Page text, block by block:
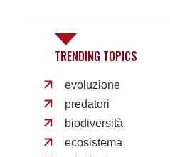
TRENDING TOPICS
evoluzione
predatori
biodiversità
ecosistema